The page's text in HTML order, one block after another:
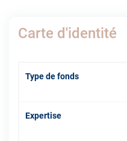
Carte d'identité
Type de fonds
Expertise